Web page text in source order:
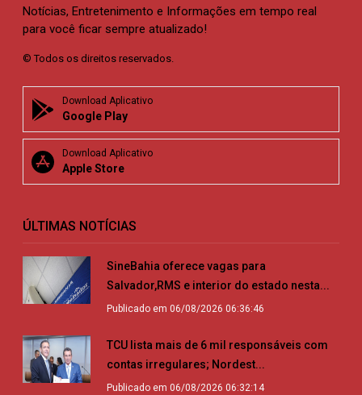
Notícias, Entretenimento e Informações em tempo real
para você ficar sempre atualizado!
© Todos os direitos reservados.
Download Aplicativo
Google Play
Download Aplicativo
Apple Store
ÚLTIMAS NOTÍCIAS
SineBahia oferece vagas para
Salvador,RMS e interior do estado nesta...
Publicado em 06/08/2026 06:36:46
TCU lista mais de 6 mil responsáveis com
contas irregulares; Nordest...
Publicado em 06/08/2026 06:32:14